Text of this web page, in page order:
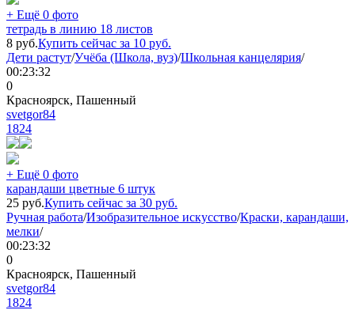
+ Ещё 0 фото
тетрадь в линию 18 листов
8 руб.Купить сейчас за 10 руб.
Дети растут/Учёба (Школа, вуз)/Школьная канцелярия/
00:23:32
0
Красноярск, Пашенный
svetgor84
1824
+ Ещё 0 фото
карандаши цветные 6 штук
25 руб.Купить сейчас за 30 руб.
Ручная работа/Изобразительное искусство/Краски, карандаши,
мелки/
00:23:32
0
Красноярск, Пашенный
svetgor84
1824